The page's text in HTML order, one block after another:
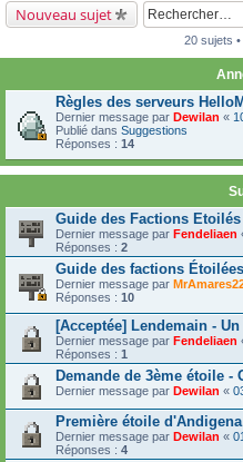
Nouveau sujet
20 sujets
Règles des serveurs
Dernier message par Dewilan «
Publié dans Suggestions
Réponses : 14
Guide des Factions Etoilés
Dernier message par Fendeliaen
Réponses : 2
Guide des factions
Dernier message par
Réponses : 10
[Acceptée] Lendemain -
Dernier message par Fendeliaen
Réponses : 1
Demande de 3ème étoile -
Dernier message par Dewilan «
Première étoile d'Andigena
Dernier message par Dewilan «
Réponses : 4